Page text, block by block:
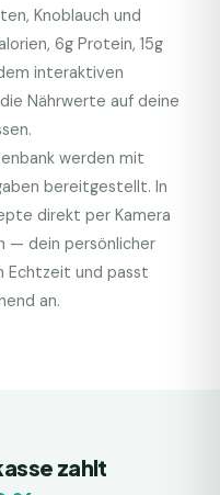
Knoblauch und
6g Protein, 15g
interaktiven
Nährwerte auf deine
werden mit
bereitgestellt. In
direkt per Kamera
— dein persönlicher
Echtzeit und passt
an.
zahlt